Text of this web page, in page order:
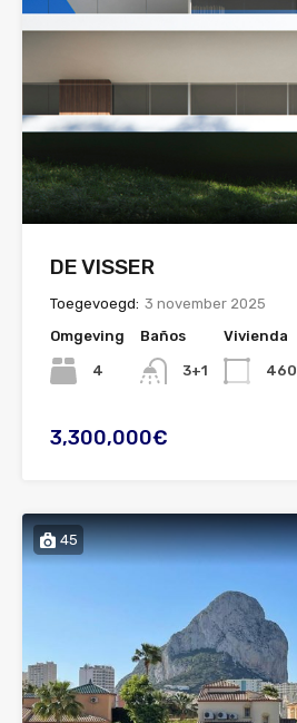
DE VISSER
Toegevoegd: 3 november 2025
Omgeving
4
Baños
3+1
Vivienda
460
3,300,000€
45